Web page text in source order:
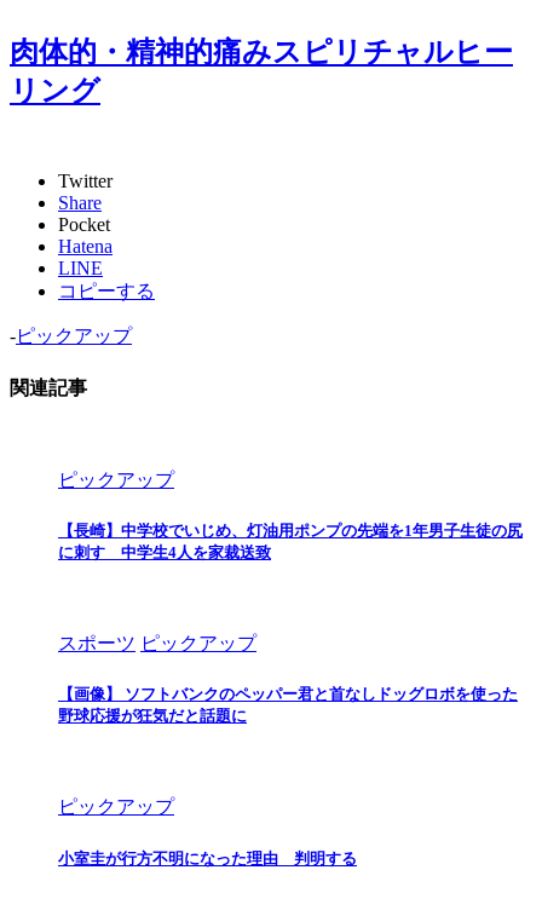
肉体的・精神的痛みスピリチャルヒー
リング
Twitter
Share
Pocket
Hatena
LINE
コピーする
-ピックアップ
関連記事
ピックアップ
【長崎】中学校でいじめ、灯油用ポンプの先端を1年男子生徒の尻
に刺す 中学生4人を家裁送致
スポーツ ピックアップ
【画像】 ソフトバンクのペッパー君と首なしドッグロボを使った
野球応援が狂気だと話題に
ピックアップ
小室圭が行方不明になった理由 判明する